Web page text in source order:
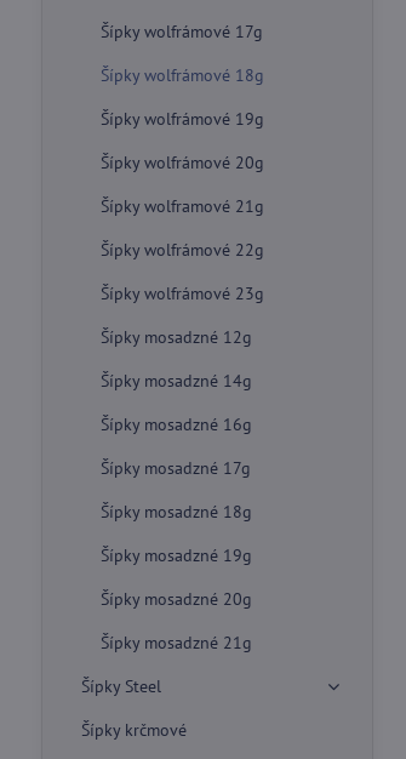
Šípky wolfrámové 17g
Šípky wolfrámové 18g
Šípky wolfrámové 19g
Šípky wolfrámové 20g
Šípky wolframové 21g
Šípky wolfrámové 22g
Šípky wolfrámové 23g
Šípky mosadzné 12g
Šípky mosadzné 14g
Šípky mosadzné 16g
Šípky mosadzné 17g
Šípky mosadzné 18g
Šípky mosadzné 19g
Šípky mosadzné 20g
Šípky mosadzné 21g
Šípky Steel
Šípky krčmové